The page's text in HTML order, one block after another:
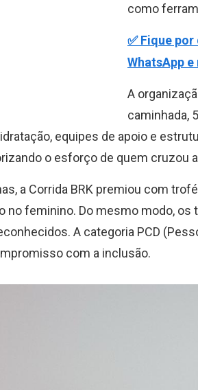
como
✅ Fique
WhatsApp
A
caminhada,
equipes de apoio e
o esforço de quem cruzou
a Corrida BRK premiou com
no feminino. Do mesmo modo,
A categoria PCD
com a inclusão.